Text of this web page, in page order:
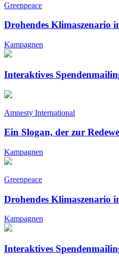
Greenpeace
Drohendes Klimaszenario
Kampagnen
Interaktives
Amnesty International
Ein Slogan, der zur
Kampagnen
Greenpeace
Drohendes Klimaszenario
Kampagnen
Interaktives